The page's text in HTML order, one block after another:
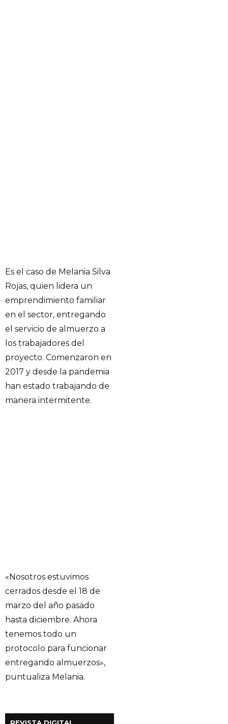
Es el caso de Melania Silva
Rojas, quien lidera un
emprendimiento familiar
en el sector, entregando
el servicio de almuerzo a
los trabajadores del
proyecto. Comenzaron en
2017 y desde la pandemia
han estado trabajando de
manera intermitente.
«Nosotros estuvimos
cerrados desde el 18 de
marzo del año pasado
hasta diciembre. Ahora
tenemos todo un
protocolo para funcionar
entregando almuerzos»,
puntualiza Melania.
REVISTA DIGITAL